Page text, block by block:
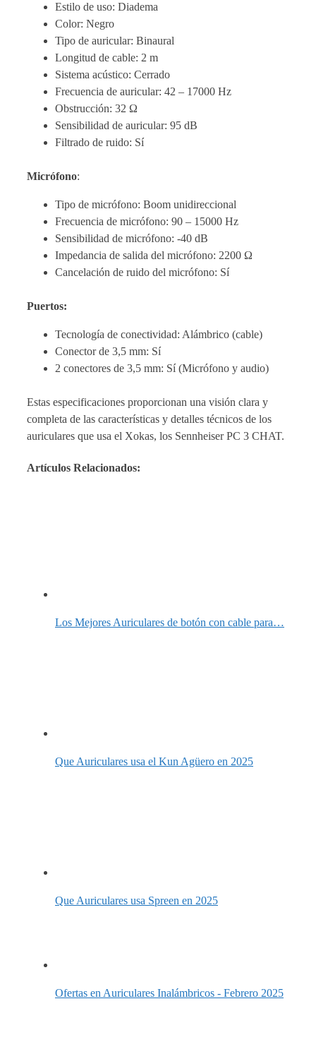
Estilo de uso: Diadema
Color: Negro
Tipo de auricular: Binaural
Longitud de cable: 2 m
Sistema acústico: Cerrado
Frecuencia de auricular: 42 – 17000 Hz
Obstrucción: 32 Ω
Sensibilidad de auricular: 95 dB
Filtrado de ruido: Sí
Micrófono:
Tipo de micrófono: Boom unidireccional
Frecuencia de micrófono: 90 – 15000 Hz
Sensibilidad de micrófono: -40 dB
Impedancia de salida del micrófono: 2200 Ω
Cancelación de ruido del micrófono: Sí
Puertos:
Tecnología de conectividad: Alámbrico (cable)
Conector de 3,5 mm: Sí
2 conectores de 3,5 mm: Sí (Micrófono y audio)
Estas especificaciones proporcionan una visión clara y
completa de las características y detalles técnicos de los
auriculares que usa el Xokas, los Sennheiser PC 3 CHAT.
Artículos Relacionados:
Los Mejores Auriculares de botón con cable para…
Que Auriculares usa el Kun Agüero en 2025
Que Auriculares usa Spreen en 2025
Ofertas en Auriculares Inalámbricos - Febrero 2025